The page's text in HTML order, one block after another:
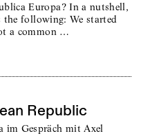
Europa? In a nutshell,
the following: We started
a common …
Republic
im Gespräch mit Axel